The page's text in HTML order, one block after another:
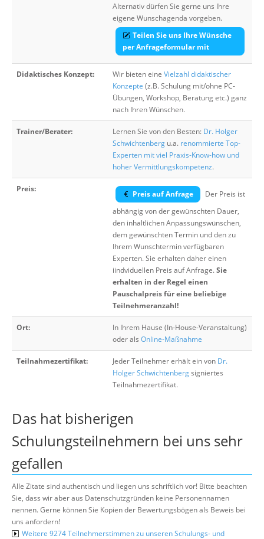
Alternativ dürfen Sie gerne uns Ihre
eigene Wunschagenda vorgeben.
Teilen Sie uns Ihre Wünsche
per Anfrageformular mit
Didaktisches Konzept: Wir bieten eine Vielzahl didaktischer
Konzepte (z.B. Schulung mit/ohne PC-
Übungen, Workshop, Beratung etc.) ganz
nach Ihren Wünschen.
Trainer/Berater: Lernen Sie von den Besten: Dr. Holger
Schwichtenberg u.a. renommierte Top-
Experten mit viel Praxis-Know-how und
hoher Vermittlungskompetenz.
Preis:
Preis auf Anfrage
Der Preis ist
abhängig von der gewünschten Dauer,
den inhaltlichen Anpassungswünschen,
dem gewünschten Termin und den zu
Ihrem Wunschtermin verfügbaren
Experten. Sie erhalten daher einen
iindviduellen Preis auf Anfrage.Sie
erhalten in der Regel einen
Pauschalpreis für eine beliebige
Teilnehmeranzahl!
Ort:
In Ihrem Hause (In-House-Veranstaltung)
oder als Online-Maßnahme
Teilnahmezertifikat: Jeder Teilnehmer erhält ein von Dr.
Holger Schwichtenbergsigniertes
Teilnahmezertifikat.
Das hat bisherigen
Schulungsteilnehmern bei uns sehr
gefallen
Alle Zitate sind authentisch und liegen uns schriftlich vor! Bitte beachten
Sie, dass wir aber aus Datenschutzgründen keine Personennamen
nennen. Gerne können Sie Kopien der Bewertungsbögen als Beweis bei
uns anfordern!
Weitere 9274 Teilnehmerstimmen zu unseren Schulungs- und